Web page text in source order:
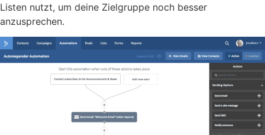
Listen nutzt, um deine Zielgruppe noch besser
anzusprechen.